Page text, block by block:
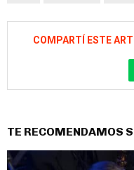
COMPARTÍ ESTE
TE RECOMENDAMOS